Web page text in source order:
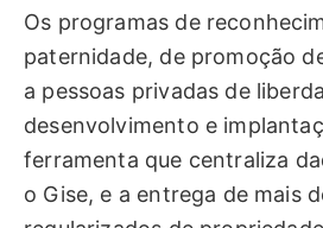
Os programas de
paternidade, de promoção
a pessoas privadas de
desenvolvimento e
ferramenta que centraliza
o Gise, e a entrega de mais